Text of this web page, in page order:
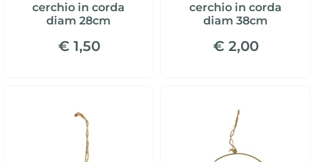
cerchio in corda
diam 28cm
€ 1,50
cerchio in corda
diam 38cm
€ 2,00